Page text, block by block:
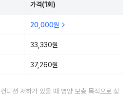
가격(1회)
20,000원
33,330원
37,260원
디션 저하가 있을 때 영양 보충 목적으로 상